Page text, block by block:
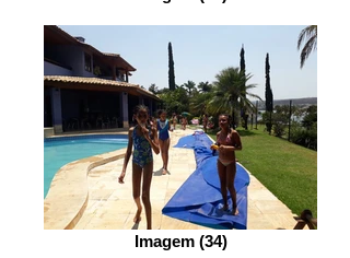
Imagem (34)